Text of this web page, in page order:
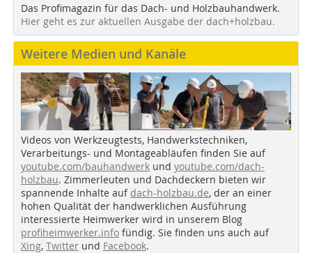
Das Profimagazin für das Dach- und Holzbauhandwerk.
Hier geht es zur aktuellen Ausgabe der dach+holzbau.
Weitere Medien und Kanäle
Videos von Werkzeugtests, Handwerkstechniken,
Verarbeitungs- und Montageabläufen finden Sie auf
youtube.com/bauhandwerk und youtube.com/dach-
holzbau. Zimmerleuten und Dachdeckern bieten wir
spannende Inhalte auf dach-holzbau.de, der an einer
hohen Qualität der handwerklichen Ausführung
interessierte Heimwerker wird in unserem Blog
profiheimwerker.info fündig. Sie finden uns auch auf
Xing, Twitter und Facebook.